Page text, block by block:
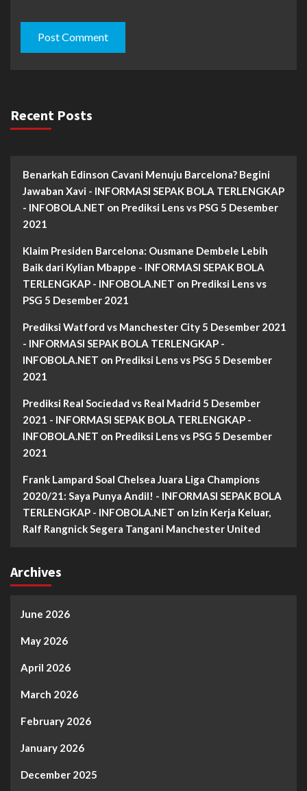
Recent Posts
Benarkah Edinson Cavani Menuju Barcelona? Begini
Jawaban Xavi - INFORMASI SEPAK BOLA TERLENGKAP
- INFOBOLA.NET on Prediksi Lens vs PSG 5 Desember
2021
Klaim Presiden Barcelona: Ousmane Dembele Lebih
Baik dari Kylian Mbappe - INFORMASI SEPAK BOLA
TERLENGKAP - INFOBOLA.NET on Prediksi Lens vs
PSG 5 Desember 2021
Prediksi Watford vs Manchester City 5 Desember 2021
- INFORMASI SEPAK BOLA TERLENGKAP -
INFOBOLA.NET on Prediksi Lens vs PSG 5 Desember
2021
Prediksi Real Sociedad vs Real Madrid 5 Desember
2021 - INFORMASI SEPAK BOLA TERLENGKAP -
INFOBOLA.NET on Prediksi Lens vs PSG 5 Desember
2021
Frank Lampard Soal Chelsea Juara Liga Champions
2020/21: Saya Punya Andil! - INFORMASI SEPAK BOLA
TERLENGKAP - INFOBOLA.NET on Izin Kerja Keluar,
Ralf Rangnick Segera Tangani Manchester United
Archives
June 2026
May 2026
April 2026
March 2026
February 2026
January 2026
December 2025